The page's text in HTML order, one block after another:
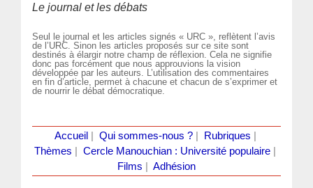
Le journal et les débats
Seul le journal et les articles signés « URC », reflètent l’avis
de l’URC. Sinon les articles proposés sur ce site sont
destinés à élargir notre champ de réflexion. Cela ne signifie
donc pas forcément que nous approuvions la vision
développée par les auteurs. L’utilisation des commentaires
en fin d’article, permet à chacune et chacun de s’exprimer et
de nourrir le débat démocratique.
Accueil Qui sommes-nous ?| Rubriques
Thèmes
Cercle Manouchian : Université populaire
Films
Adhésion